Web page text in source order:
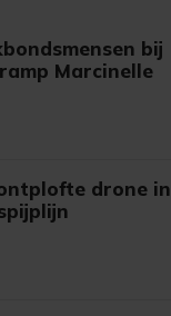
bij
Marcinelle
drone in